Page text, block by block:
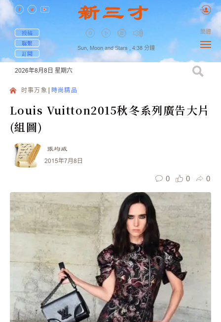
投稿
聯繫
訂閱
Sun, Moon and Stars , 4:38 分鐘
簡體
2026年8月8日 星期六
时事万象 時尚精品
Louis Vuitton2015秋冬系列廣告大片
(組圖)
張均威
2015年7月8日
0 0 0